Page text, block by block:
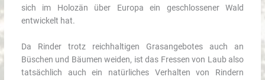
sich im Holozän über Europa ein geschlossener Wald
entwickelt hat.
Da Rinder trotz reichhaltigen Grasangebotes auch an
Büschen und Bäumen weiden, ist das Fressen von Laub also
tatsächlich auch ein natürliches Verhalten von Rindern